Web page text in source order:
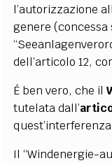
l’autorizzazione
genere
dell’articolo 12,
É ben vero, che il
tutelata dall’
Il “Windenergie-